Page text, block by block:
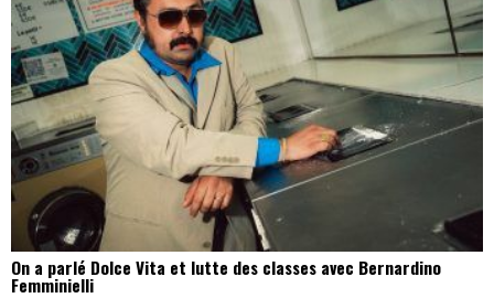
On a parlé Dolce Vita et lutte des classes avec Bernardino
Femminielli